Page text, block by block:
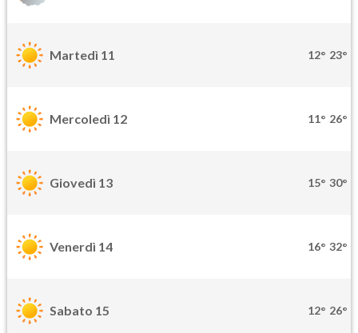
Martedì 11 12° 23°
Mercoledì 12 11° 26°
Giovedì 13 15° 30°
Venerdì 14 16° 32°
Sabato 15 12° 26°